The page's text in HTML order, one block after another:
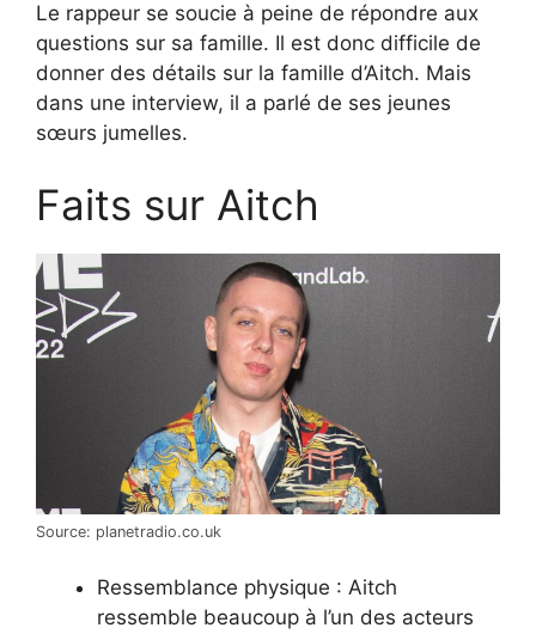
Le rappeur se soucie à peine de répondre aux
questions sur sa famille. Il est donc difficile de
donner des détails sur la famille d’Aitch. Mais
dans une interview, il a parlé de ses jeunes
sœurs jumelles.
Faits sur Aitch
Source: planetradio.co.uk
Ressemblance physique : Aitch
ressemble beaucoup à l’un des acteurs